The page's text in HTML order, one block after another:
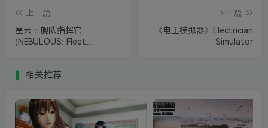
上一篇
星云：舰队指挥官
(NEBULOUS: Fleet
下一篇
《电工模拟器》Electrician
Simulator
相关推荐